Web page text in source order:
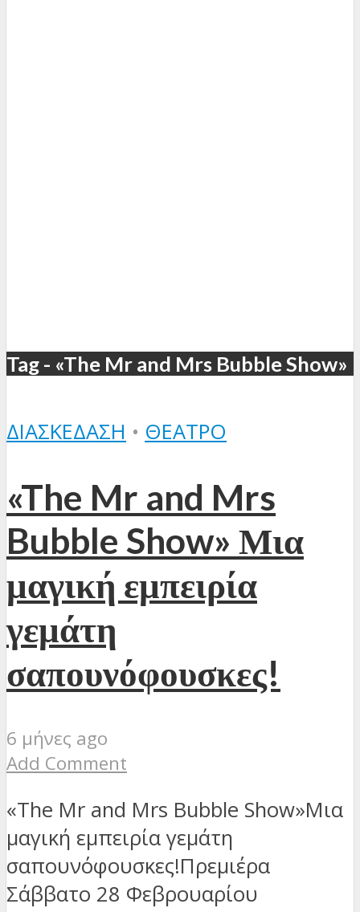
Tag - «The Mr and Mrs Bubble Show»
ΔΙΑΣΚΈΔΑΣΗ • ΘΈΑΤΡΟ
«The Mr and Mrs
Bubble Show» Μια
μαγική εμπειρία
γεμάτη
σαπουνόφουσκες!
6 μήνες ago
Add Comment
«The Mr and Mrs Bubble Show»Μια
μαγική εμπειρία γεμάτη
σαπουνόφουσκες!Πρεμιέρα
Σάββατο 28 Φεβρουαρίου